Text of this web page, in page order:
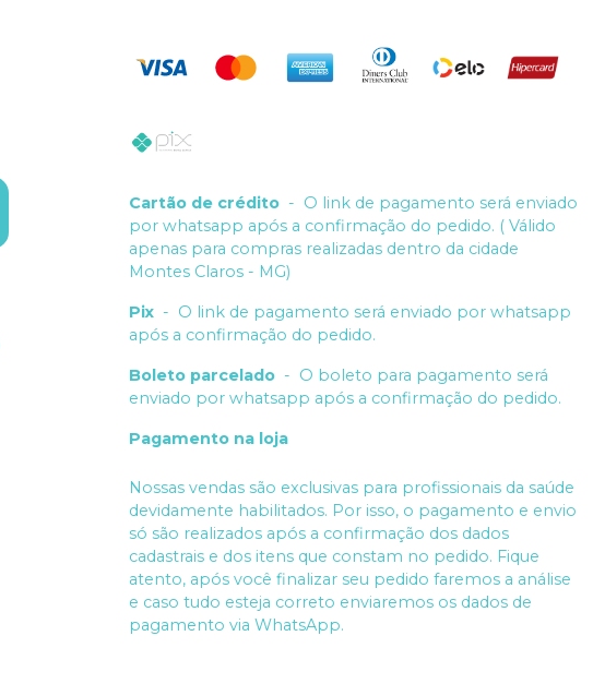
Cartão de crédito - O link de pagamento será enviado
por whatsapp após a confirmação do pedido. ( Válido
apenas para compras realizadas dentro da cidade
Montes Claros - MG)
Pix - O link de pagamento será enviado por whatsapp
após a confirmação do pedido.
Boleto parcelado - O boleto para pagamento será
enviado por whatsapp após a confirmação do pedido.
Pagamento na loja
Nossas vendas são exclusivas para profissionais da saúde
devidamente habilitados. Por isso, o pagamento e envio
só são realizados após a confirmação dos dados
cadastrais e dos itens que constam no pedido. Fique
atento, após você finalizar seu pedido faremos a análise
e caso tudo esteja correto enviaremos os dados de
pagamento via WhatsApp.